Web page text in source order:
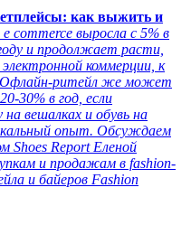
как выжить и
commerce выросла с 5% в
и продолжает расти,
коммерции, к
Офлайн-ритейл же может
30% в год, если
вешалках и обувь на
опыт. Обсуждаем
Shoes Report Еленой
и продажам в fashion-
и байеров Fashion